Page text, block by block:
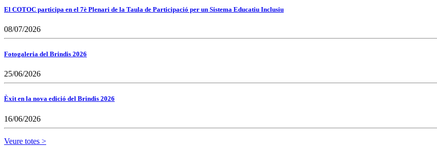
El COTOC participa en el 7è Plenari de la Taula de Participació per un Sistema Educatiu Inclusiu
08/07/2026
Fotogaleria del Brindis 2026
25/06/2026
Èxit en la nova edició del Brindis 2026
16/06/2026
Veure totes >